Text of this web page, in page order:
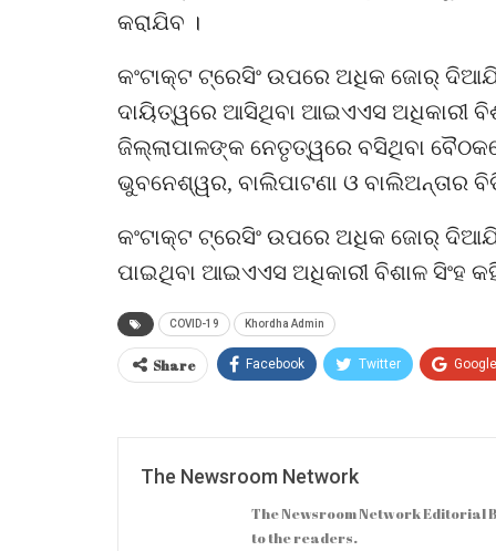
କରାଯିବ ।
କଂଟାକ୍ଟ ଟ୍ରେସିଂ ଉପରେ ଅଧିକ ଜୋର୍
ଦାୟିତ୍ୱରେ ଆସିଥିବା ଆଇଏଏସ ଅଧିକାରୀ
ଜିଲ୍ଲାପାଳଙ୍କ ନେତୃତ୍ୱରେ ବସିଥିବା
ଭୁବନେଶ୍ୱର, ବାଲିପାଟଣା ଓ ବାଲିଅନ୍ତାର
କଂଟାକ୍ଟ ଟ୍ରେସିଂ ଉପରେ ଅଧିକ ଜୋର୍
ପାଇଥିବା ଆଇଏଏସ ଅଧିକାରୀ ବିଶାଳ ସିଂହ
COVID-19 Khordha Admin
Share Facebook Twitter
The Newsroom Network
The Newsroom Network Editorial
to the readers.